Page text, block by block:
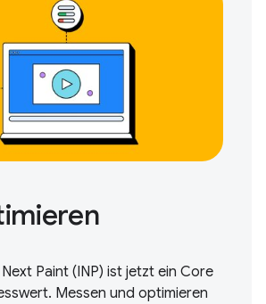
Paint (INP) ist jetzt ein Core
Messen und optimieren